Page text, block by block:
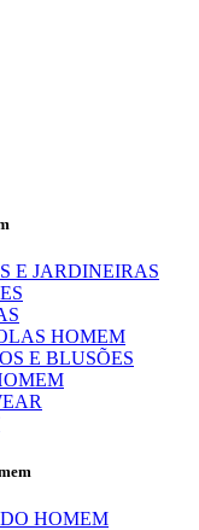
E JARDINEIRAS
HOMEM
E BLUSÕES
HOMEM